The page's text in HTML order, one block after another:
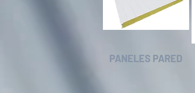
PANELES PARED